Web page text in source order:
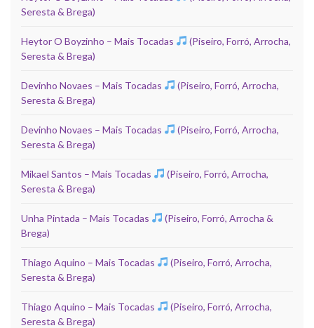
Seresta & Brega)
Heytor O Boyzinho – Mais Tocadas
(Piseiro, Forró, Arrocha,
Seresta & Brega)
Devinho Novaes – Mais Tocadas
(Piseiro, Forró, Arrocha,
Seresta & Brega)
Devinho Novaes – Mais Tocadas
(Piseiro, Forró, Arrocha,
Seresta & Brega)
Mikael Santos – Mais Tocadas
(Piseiro, Forró, Arrocha,
Seresta & Brega)
Unha Pintada – Mais Tocadas
(Piseiro, Forró, Arrocha &
Brega)
Thiago Aquino – Mais Tocadas
(Piseiro, Forró, Arrocha,
Seresta & Brega)
Thiago Aquino – Mais Tocadas
(Piseiro, Forró, Arrocha,
Seresta & Brega)